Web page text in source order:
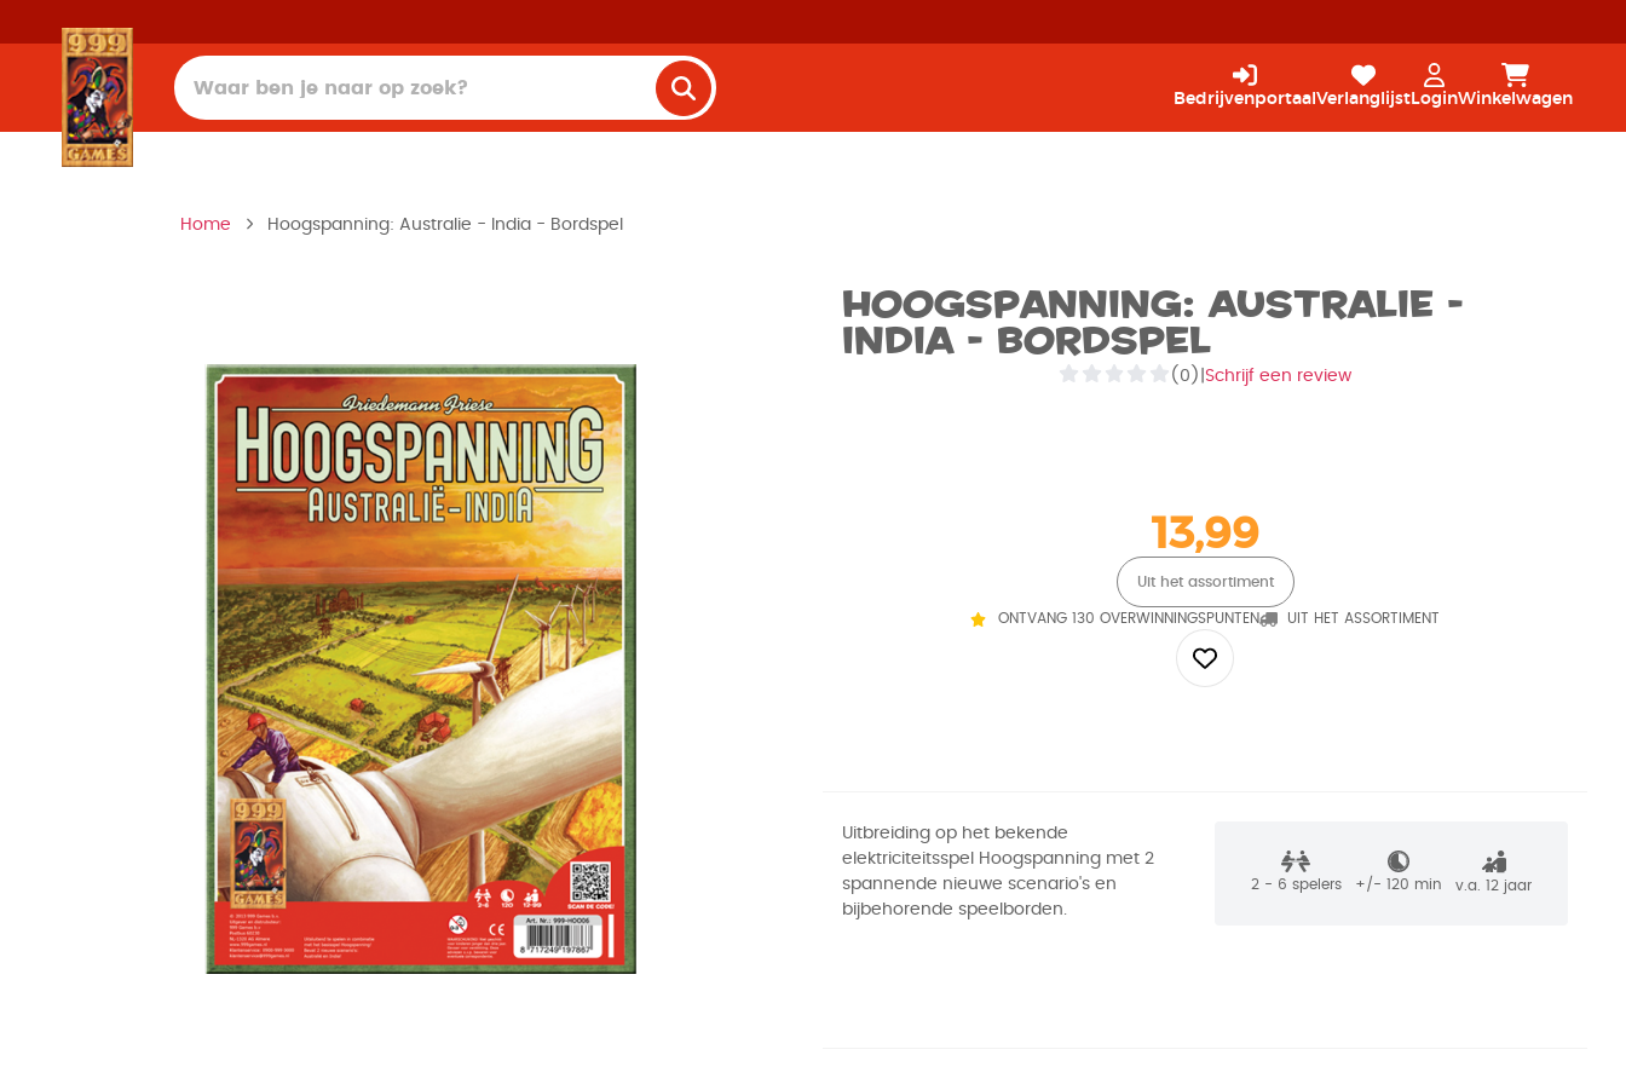
Bedrijvenportaal Verlanglijst LoginWinkelwagen
Home Hoogspanning: Australie - India - Bordspel
Hoogspanning: Australie -
India - Bordspel
(0) Schrijf een review
13,99
Uit het assortiment
ONTVANG 130 OVERWINNINGSPUNTEN UIT HET ASSORTIMENT
Uitbreiding op het bekende
elektriciteitsspel Hoogspanning met 2
spannende nieuwe scenario's en
bijbehorende speelborden.
2 - 6 spelers +/- 120 min v.a. 12 jaar